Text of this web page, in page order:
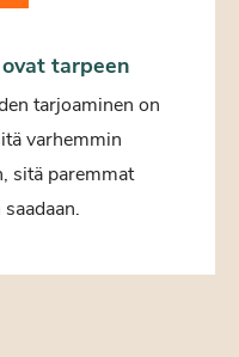
tarpeen
tarjoaminen on
varhemmin
sitä paremmat